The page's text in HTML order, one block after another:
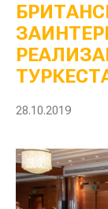
28.10.2019